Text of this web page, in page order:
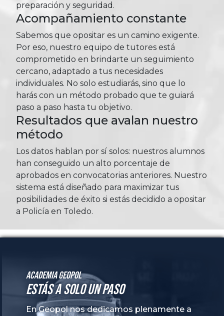
preparación y seguridad.
Acompañamiento constante
Sabemos que opositar es un camino exigente.
Por eso, nuestro equipo de tutores está
comprometido en brindarte un seguimiento
cercano, adaptado a tus necesidades
individuales. No solo estudiarás, sino que lo
harás con un método probado que te guiará
paso a paso hasta tu objetivo.
Resultados que avalan nuestro
método
Los datos hablan por sí solos: nuestros alumnos
han conseguido un alto porcentaje de
aprobados en convocatorias anteriores. Nuestro
sistema está diseñado para maximizar tus
posibilidades de éxito si estás decidido a opositar
a Policía en Toledo.
Academia GeoPol
Estás a solo un paso
En Geopol nos dedicamos plenamente a